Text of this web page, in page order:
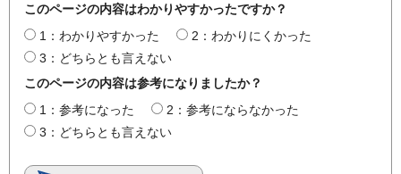
このページの内容はわかりやすかったですか？
1：わかりやすかった
2：わかりにくかった
3：どちらとも言えない
このページの内容は参考になりましたか？
1：参考になった
2：参考にならなかった
3：どちらとも言えない